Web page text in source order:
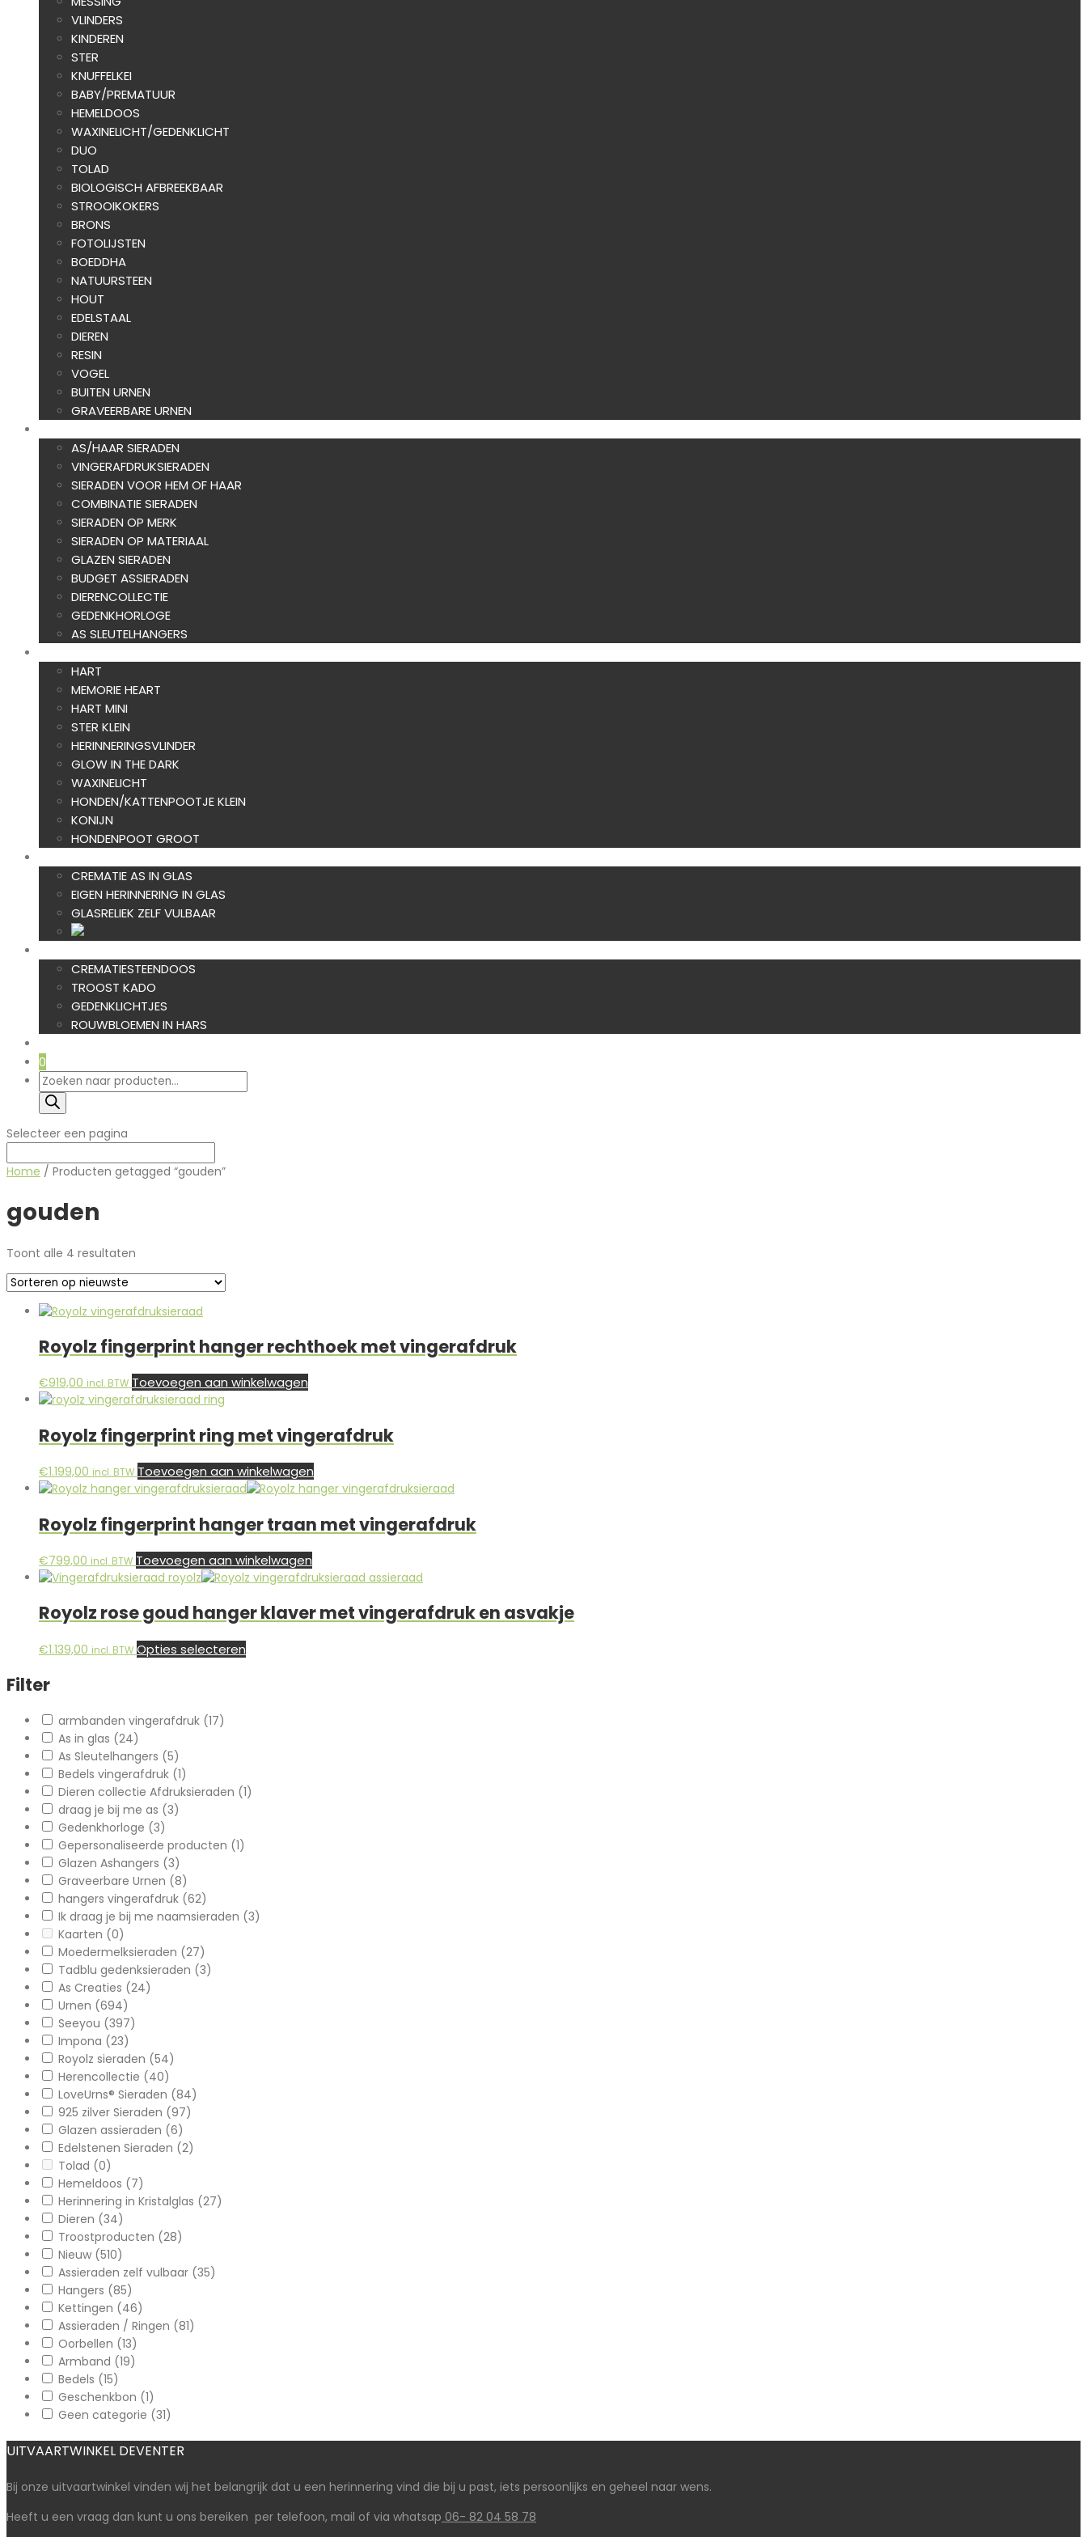
VLINDERS
KINDEREN
STER
KNUFFELKEI
BABY/PREMATUUR
HEMELDOOS
WAXINELICHT/GEDENKLICHT
DUO
TOLAD
BIOLOGISCH AFBREEKBAAR
STROOIKOKERS
BRONS
FOTOLIJSTEN
BOEDDHA
NATUURSTEEN
HOUT
EDELSTAAL
DIEREN
RESIN
VOGEL
BUITEN URNEN
GRAVEERBARE URNEN
AS/HAAR SIERADEN
VINGERAFDRUKSIERADEN
SIERADEN VOOR HEM OF HAAR
COMBINATIE SIERADEN
SIERADEN OP MERK
SIERADEN OP MATERIAAL
GLAZEN SIERADEN
BUDGET ASSIERADEN
DIERENCOLLECTIE
GEDENKHORLOGE
AS SLEUTELHANGERS
HART
MEMORIE HEART
HART MINI
STER KLEIN
HERINNERINGSVLINDER
GLOW IN THE DARK
WAXINELICHT
HONDEN/KATTENPOOTJE KLEIN
KONIJN
HONDENPOOT GROOT
CREMATIE AS IN GLAS
EIGEN HERINNERING IN GLAS
GLASRELIEK ZELF VULBAAR
CREMATIESTEENDOOS
TROOST KADO
GEDENKLICHTJES
ROUWBLOEMEN IN HARS
0
Producten
zoeken
Selecteer een pagina
Home / Producten getagged “gouden”
gouden
Toont alle 4 resultaten
Royolz fingerprint hanger rechthoek met vingerafdruk
€919,00 incl. BTW Toevoegen aan winkelwagen
Royolz fingerprint ring met vingerafdruk
€1.199,00 incl. BTW Toevoegen aan winkelwagen
Royolz fingerprint hanger traan met vingerafdruk
€799,00 incl. BTW Toevoegen aan winkelwagen
Royolz rose goud hanger klaver met vingerafdruk en asvakje
€1.139,00 incl. BTW Opties selecteren
gekozen
worden
Filter
armbanden vingerafdruk (17)
As in glas (24)
As Sleutelhangers (5)
Bedels vingerafdruk (1)
Dieren collectie Afdruksieraden (1)
draag je bij me as (3)
Gedenkhorloge (3)
Gepersonaliseerde producten (1)
Glazen Ashangers (3)
Graveerbare Urnen (8)
hangers vingerafdruk (62)
Ik draag je bij me naamsieraden (3)
Kaarten (0)
Moedermelksieraden (27)
Tadblu gedenksieraden (3)
As Creaties (24)
Urnen (694)
Seeyou (397)
Impona (23)
Royolz sieraden (54)
Herencollectie (40)
LoveUrns® Sieraden (84)
925 zilver Sieraden (97)
Glazen assieraden (6)
Edelstenen Sieraden (2)
Tolad (0)
Hemeldoos (7)
Herinnering in Kristalglas (27)
Dieren (34)
Troostproducten (28)
Nieuw (510)
Assieraden zelf vulbaar (35)
Hangers (85)
Kettingen (46)
Assieraden / Ringen (81)
Oorbellen (13)
Armband (19)
Bedels (15)
Geschenkbon (1)
Geen categorie (31)
UITVAARTWINKEL DEVENTER
Bij onze uitvaartwinkel vinden wij het belangrijk dat u een herinnering vind die bij u past, iets persoonlijks en geheel naar wens.
Heeft u een vraag dan kunt u ons bereiken per telefoon, mail of via whatsap 06- 82 04 58 78